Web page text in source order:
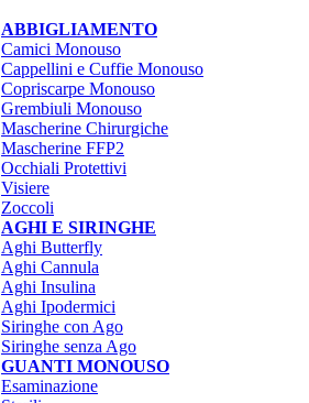
ABBIGLIAMENTO
Camici Monouso
Cappellini e Cuffie Monouso
Copriscarpe Monouso
Grembiuli Monouso
Mascherine Chirurgiche
Mascherine FFP2
Occhiali Protettivi
Visiere
Zoccoli
AGHI E SIRINGHE
Aghi Butterfly
Aghi Cannula
Aghi Insulina
Aghi Ipodermici
Siringhe con Ago
Siringhe senza Ago
GUANTI MONOUSO
Esaminazione